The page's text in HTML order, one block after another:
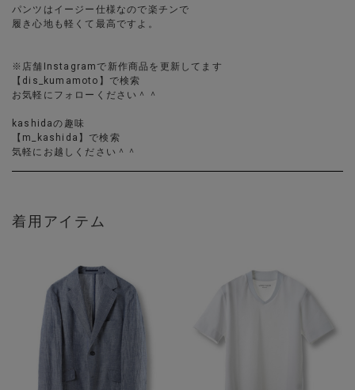
パンツはイージー仕様なので楽チンで
履き心地も軽くて最高ですよ。
※店舗Instagramで新作商品を更新してます
【dis_kumamoto】で検索
お気軽にフォローください＾＾
kashidaの趣味
【m_kashida】で検索
気軽にお越しください＾＾
着用アイテム